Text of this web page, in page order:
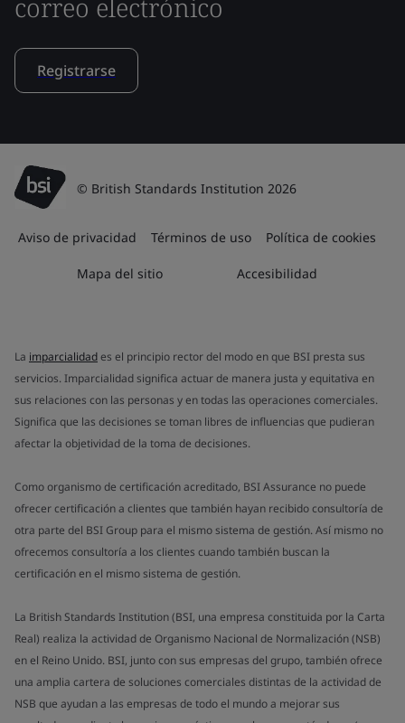
correo electrónico
Registrarse
© British Standards Institution 2026
Aviso de privacidad Términos de uso Política de cookies
Mapa del sitio Accesibilidad
La imparcialidades el principio rector del modo en que BSI presta sus
servicios. Imparcialidad significa actuar de manera justa y equitativa en
sus relaciones con las personas y en todas las operaciones comerciales.
Significa que las decisiones se toman libres de influencias que pudieran
afectar la objetividad de la toma de decisiones.
Como organismo de certificación acreditado, BSI Assurance no puede
ofrecer certificación a clientes que también hayan recibido consultoría de
otra parte del BSI Group para el mismo sistema de gestión. Así mismo no
ofrecemos consultoría a los clientes cuando también buscan la
certificación en el mismo sistema de gestión.
La British Standards Institution (BSI, una empresa constituida por la Carta
Real) realiza la actividad de Organismo Nacional de Normalización (NSB)
en el Reino Unido. BSI, junto con sus empresas del grupo, también ofrece
una amplia cartera de soluciones comerciales distintas de la actividad de
NSB que ayudan a las empresas de todo el mundo a mejorar sus